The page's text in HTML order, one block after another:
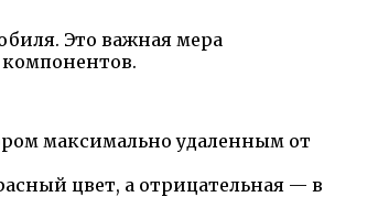
Это важная мера
максимально удаленным от
цвет, а отрицательная — в